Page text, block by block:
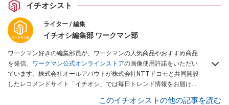
イチオシスト
ライター / 編集
イチオシ編集部 ワークマン部
ワークマン好きの編集部員が、ワークマンの人気商品やおすすめ商品
を発信。 ワークマン公式オンラインストアの画像使用許諾をいただい
ています。株式会社オールアバウトが株式会社NTTドコモと共同開設
したレコメンドサイト「イチオシ」では毎日トレンド情報をお届け。
このイチオシストの他の記事を読む